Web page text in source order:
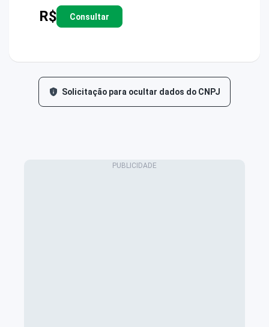
R$ Consultar
Solicitação para ocultar dados do CNPJ